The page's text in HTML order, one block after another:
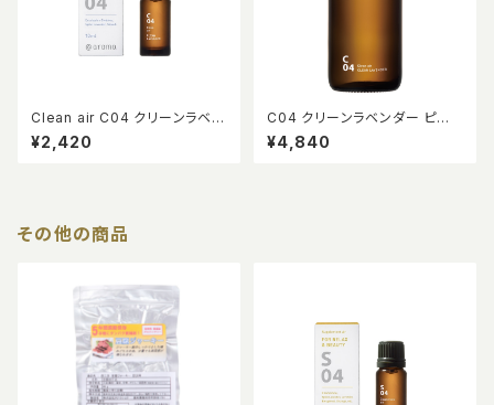
Clean air C04 クリーンラベン
ダー 10ml
¥2,420
C04 クリーンラベンダー ピエ
ゾアロマオイル 100ml
¥4,840
その他の商品